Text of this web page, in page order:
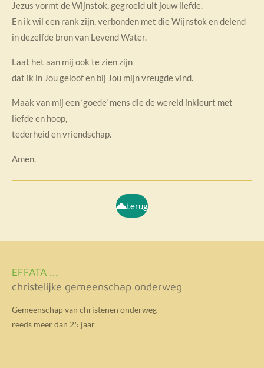
Jezus vormt de Wijnstok, gegroeid uit jouw liefde.
En ik wil een rank zijn, verbonden met die Wijnstok en delend
in dezelfde bron van Levend Water.
Laat het aan mij ook te zien zijn
dat ik in Jou geloof en bij Jou mijn vreugde vind.
Maak van mij een ‘goede’ mens die de wereld inkleurt met
liefde en hoop,
tederheid en vriendschap.
Amen.
terug
EFFATA ...
christelijke gemeenschap onderweg
Gemeenschap van christenen onderweg
reeds meer dan 25 jaar